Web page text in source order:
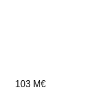
103 M€